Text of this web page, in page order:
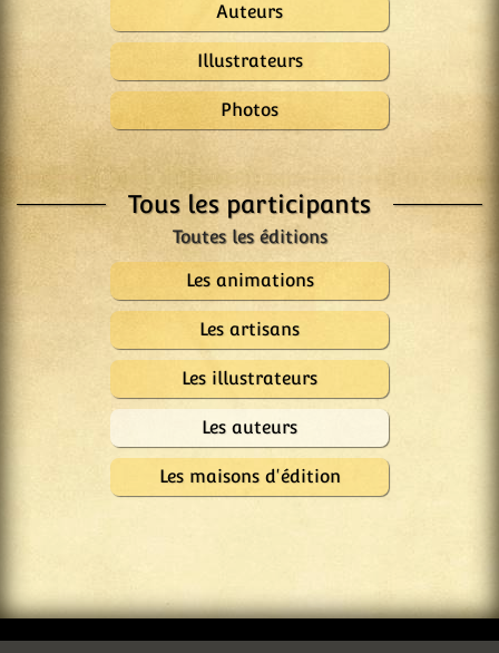
Auteurs
Illustrateurs
Photos
Tous les participants
Les animations
Les artisans
Les illustrateurs
Les auteurs
Les maisons d'édition